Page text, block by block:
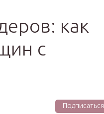
как
с
Подписаться